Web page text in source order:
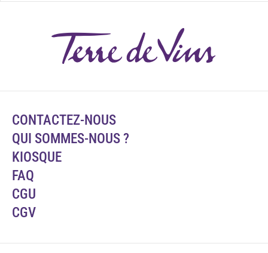
CONTACTEZ-NOUS
QUI SOMMES-NOUS ?
KIOSQUE
FAQ
CGU
CGV